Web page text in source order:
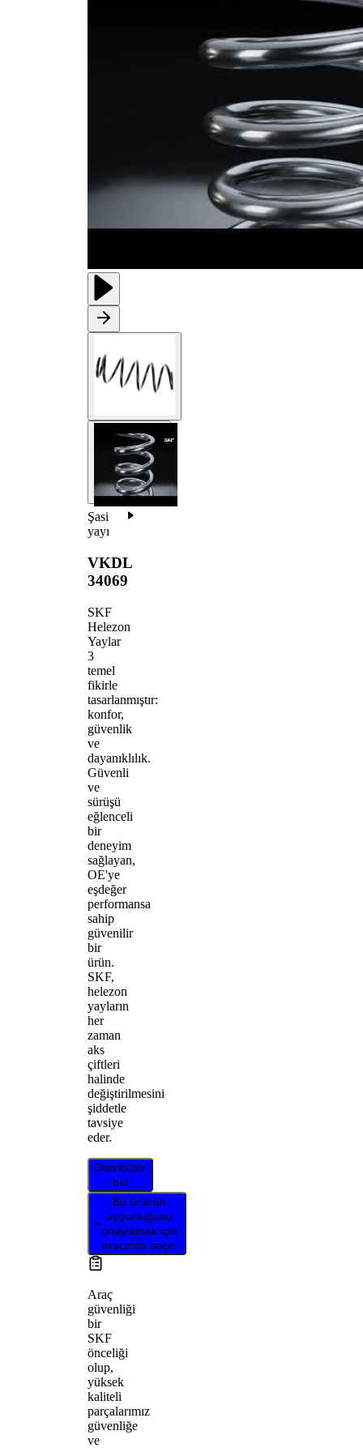
Şasi
yayı
VKDL
34069
SKF
Helezon
Yaylar
3
temel
fikirle
tasarlanmıştır:
konfor,
güvenlik
ve
dayanıklılık.
Güvenli
ve
sürüşü
eğlenceli
bir
deneyim
sağlayan,
OE'ye
eşdeğer
performansa
sahip
güvenilir
bir
ürün.
SKF,
helezon
yayların
her
zaman
aks
çiftleri
halinde
değiştirilmesini
şiddetle
tavsiye
eder.
Distribütör
bul
Bu ürünün
uygunluğunu
onaylamak için
aracınızı seçin
Araç
güvenliği
bir
SKF
önceliği
olup,
yüksek
kaliteli
parçalarımız
güvenliğe
ve